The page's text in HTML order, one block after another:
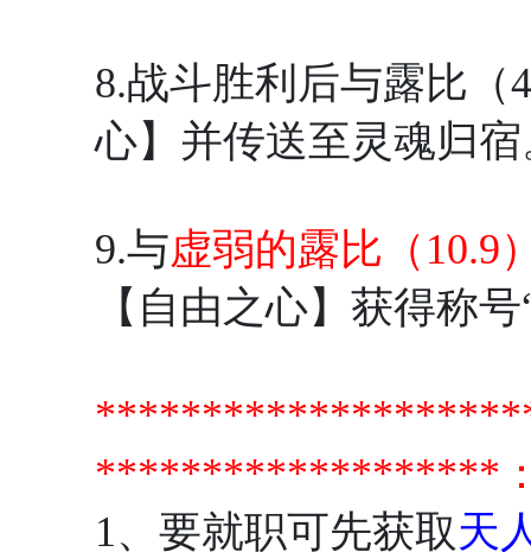
8.战斗胜利后与露比（
心】并传送至灵魂归宿
9.与虚弱的露比（10.9
【自由之心】获得称
*******************
1、要就职可先获取天